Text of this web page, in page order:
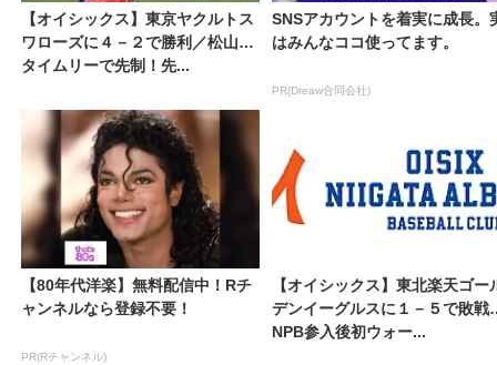
【オイシックス】東京ヤクルトス
ワローズに４－２で勝利／松山の
タイムリーで先制！先...
SNSアカウントを着実に成長。
はみんなココ使ってます。
PR(Dreaw合同会社)
【80年代洋楽】無料配信中！Rチ
ャンネルなら登録不要！
PR(Rチャンネル)
【オイシックス】東北楽天ゴー
デンイーグルスに１－５で敗戦
NPB参入後初ウォー...